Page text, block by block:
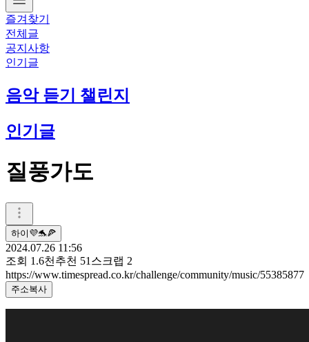
즐겨찾기
전체글
공지사항
인기글
음악 듣기 챌린지
인기글
질풍가도
하이💜🐬🍕
2024.07.26 11:56
조회 1.6천 추천 51 스크랩 2
https://www.timespread.co.kr/challenge/community/music/55385877
주소복사